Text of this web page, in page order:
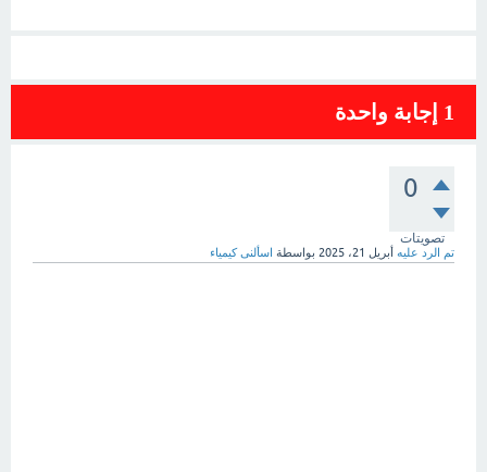
1 إجابة واحدة
0
تصويتات
تم الرد عليه أبريل 21، 2025 بواسطة اسألنى كيمياء